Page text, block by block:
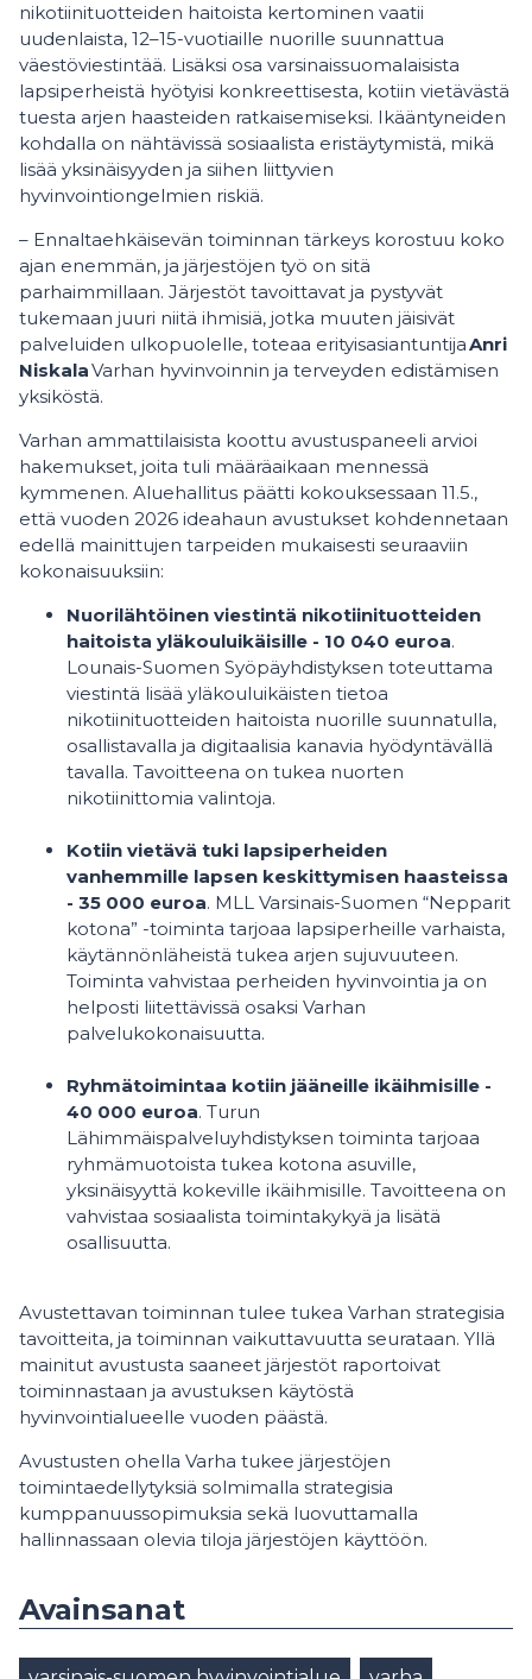
nikotiinituotteiden haitoista kertominen vaatii
uudenlaista, 12–15-vuotiaille nuorille suunnattua
väestöviestintää. Lisäksi osa varsinaissuomalaisista
lapsiperheistä hyötyisi konkreettisesta, kotiin vietävästä
tuesta arjen haasteiden ratkaisemiseksi. Ikääntyneiden
kohdalla on nähtävissä sosiaalista eristäytymistä, mikä
lisää yksinäisyyden ja siihen liittyvien
hyvinvointiongelmien riskiä.
– Ennaltaehkäisevän toiminnan tärkeys korostuu koko
ajan enemmän, ja järjestöjen työ on sitä
parhaimmillaan. Järjestöt tavoittavat ja pystyvät
tukemaan juuri niitä ihmisiä, jotka muuten jäisivät
palveluiden ulkopuolelle, toteaa erityisasiantuntijaAnri
NiskalaVarhan hyvinvoinnin ja terveyden edistämisen
yksiköstä.
Varhan ammattilaisista koottu avustuspaneeli arvioi
hakemukset, joita tuli määräaikaan mennessä
kymmenen. Aluehallitus päätti kokouksessaan 11.5.,
että vuoden 2026 ideahaun avustukset kohdennetaan
edellä mainittujen tarpeiden mukaisesti seuraaviin
kokonaisuuksiin:
Nuorilähtöinen viestintä nikotiinituotteiden
haitoista yläkouluikäisille - 10 040 euroa.
Lounais-Suomen Syöpäyhdistyksen toteuttama
viestintä lisää yläkouluikäisten tietoa
nikotiinituotteiden haitoista nuorille suunnatulla,
osallistavalla ja digitaalisia kanavia hyödyntävällä
tavalla. Tavoitteena on tukea nuorten
nikotiinittomia valintoja.
Kotiin vietävä tuki lapsiperheiden
vanhemmille lapsen keskittymisen haasteissa
- 35 000 euroa. MLL Varsinais-Suomen “Nepparit
kotona” -toiminta tarjoaa lapsiperheille varhaista,
käytännönläheistä tukea arjen sujuvuuteen.
Toiminta vahvistaa perheiden hyvinvointia ja on
helposti liitettävissä osaksi Varhan
palvelukokonaisuutta.
Ryhmätoimintaa kotiin jääneille ikäihmisille -
40 000 euroa. Turun
Lähimmäispalveluyhdistyksen toiminta tarjoaa
ryhmämuotoista tukea kotona asuville,
yksinäisyyttä kokeville ikäihmisille. Tavoitteena on
vahvistaa sosiaalista toimintakykyä ja lisätä
osallisuutta.
Avustettavan toiminnan tulee tukea Varhan strategisia
tavoitteita, ja toiminnan vaikuttavuutta seurataan. Yllä
mainitut avustusta saaneet järjestöt raportoivat
toiminnastaan ja avustuksen käytöstä
hyvinvointialueelle vuoden päästä.
Avustusten ohella Varha tukee järjestöjen
toimintaedellytyksiä solmimalla strategisia
kumppanuussopimuksia sekä luovuttamalla
hallinnassaan olevia tiloja järjestöjen käyttöön.
Avainsanat